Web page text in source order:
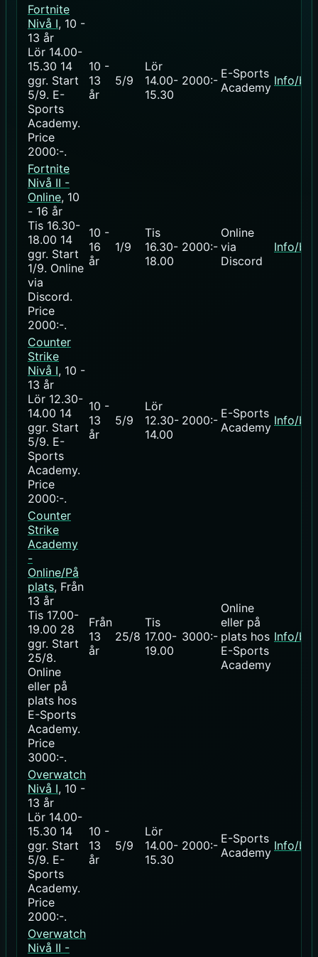
Fortnite
Nivå I, 10 -
13 år
Lör 14.00-
15.30 14
ggr. Start
5/9. E-
Sports
Academy.
Price
2000:-.
10 -
13
år
5/9
Lör
14.00-
15.30
2000:- E-Sports
Academy Info/
Fortnite
Nivå II -
Online, 10
- 16 år
Tis 16.30-
18.00 14
ggr. Start
1/9. Online
via
Discord.
Price
2000:-.
10 -
16
år
1/9
Tis
16.30-
18.00
2000:-
Online
via
Discord
Info/
Counter
Strike
Nivå I, 10 -
13 år
Lör 12.30-
14.00 14
ggr. Start
5/9. E-
Sports
Academy.
Price
2000:-.
10 -
13
år
5/9
Lör
12.30-
14.00
2000:- E-Sports
Academy Info/
Counter
Strike
Academy
-
Online/På
plats, Från
13 år
Tis 17.00-
19.00 28
ggr. Start
25/8.
Online
eller på
plats hos
E-Sports
Academy.
Price
3000:-.
Från
13
år
25/8
Tis
17.00-
19.00
3000:-
Online
eller på
plats hos
E-Sports
Academy
Info/
Overwatch
Nivå I, 10 -
13 år
Lör 14.00-
15.30 14
ggr. Start
5/9. E-
Sports
Academy.
Price
2000:-.
10 -
13
år
5/9
Lör
14.00-
15.30
2000:- E-Sports
Academy Info/
Overwatch
Nivå II -